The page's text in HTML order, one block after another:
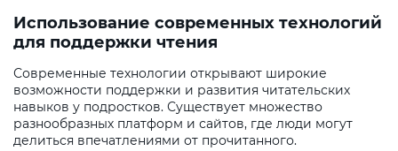
Использование современных технологий
для поддержки чтения
Современные технологии открывают широкие
возможности поддержки и развития читательских
навыков у подростков. Существует множество
разнообразных платформ и сайтов, где люди могут
делиться впечатлениями от прочитанного.